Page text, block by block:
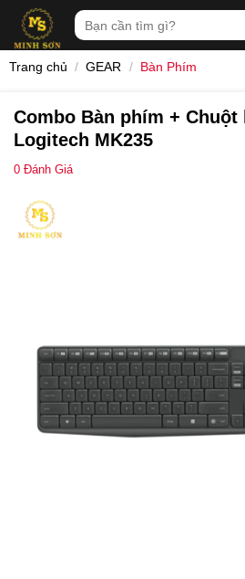
content
Tìm
kiếm:
Trang chủ / GEAR / Bàn Phím
Combo Bàn phím + Chuột
Logitech MK235
0 Đánh Giá